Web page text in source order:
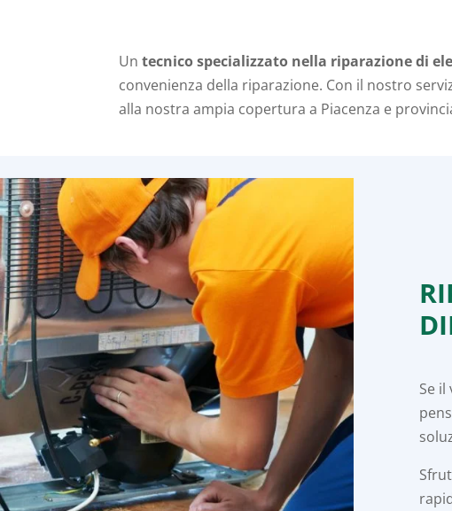
Untecnico specializzato nella riparazione di
convenienza della riparazione. Con il nostro
alla nostra ampia copertura a Piacenza e
Se